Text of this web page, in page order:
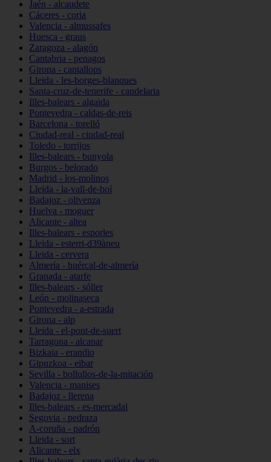
Jaén - alcaudete
Cáceres - coria
Valencia - almussafes
Huesca - graus
Zaragoza - alagón
Cantabria - penagos
Girona - cantallops
Lleida - les-borges-blanques
Santa-cruz-de-tenerife - candelaria
Illes-balears - algaida
Pontevedra - caldas-de-reis
Barcelona - torelló
Ciudad-real - ciudad-real
Toledo - torrijos
Illes-balears - bunyola
Burgos - belorado
Madrid - los-molinos
Lleida - la-vall-de-boí
Badajoz - olivenza
Huelva - moguer
Alicante - altea
Illes-balears - esporles
Lleida - esterri-d39àneu
Lleida - cervera
Almería - huércal-de-almería
Granada - atarfe
Illes-balears - sóller
León - molinaseca
Pontevedra - a-estrada
Girona - alp
Lleida - el-pont-de-suert
Tarragona - alcanar
Bizkaia - erandio
Gipuzkoa - eibar
Sevilla - bollullos-de-la-mitación
Valencia - manises
Badajoz - llerena
Illes-balears - es-mercadal
Segovia - pedraza
A-coruña - padrón
Lleida - sort
Alicante - elx